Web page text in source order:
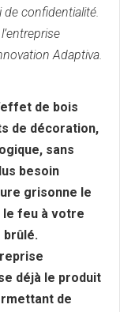
confidentialité.
Adaptiva.
de bois
de décoration,
sans
besoin
grisonne le
le feu à votre
brûlé.
déjà le produit
de